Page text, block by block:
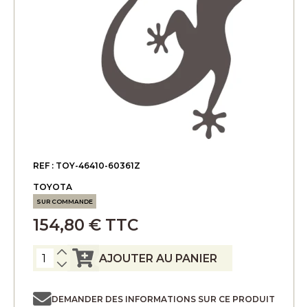
REF : TOY-46410-60361Z
TOYOTA
SUR COMMANDE
154,80 € TTC
AJOUTER AU PANIER
DEMANDER DES INFORMATIONS SUR CE PRODUIT